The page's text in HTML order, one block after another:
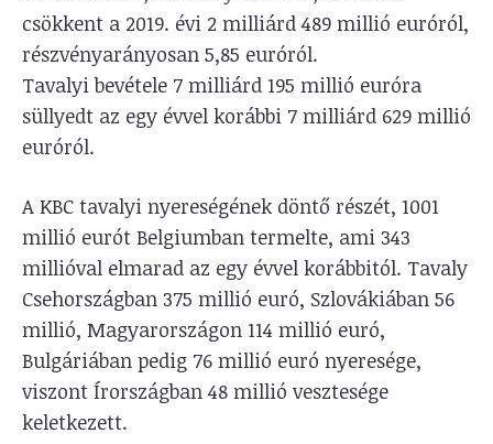
csökkent a 2019. évi 2 milliárd 489 millió euróról,
részvényarányosan 5,85 euróról.
Tavalyi bevétele 7 milliárd 195 millió euróra
süllyedt az egy évvel korábbi 7 milliárd 629 millió
euróról.
A KBC tavalyi nyereségének döntő részét, 1001
millió eurót Belgiumban termelte, ami 343
millióval elmarad az egy évvel korábbitól. Tavaly
Csehországban 375 millió euró, Szlovákiában 56
millió, Magyarországon 114 millió euró,
Bulgáriában pedig 76 millió euró nyeresége,
viszont Írországban 48 millió vesztesége
keletkezett.